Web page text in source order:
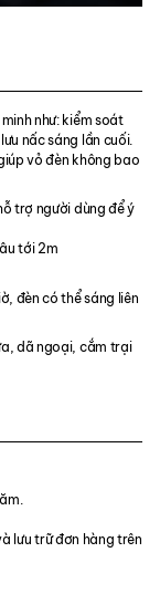
như: kiểm soát
nấc sáng lần cuối.
vỏ đèn không bao
trợ người dùng để ý
tới 2m
đèn có thể sáng liên
dã ngoại, cắm trại
lưu trữ đơn hàng trên